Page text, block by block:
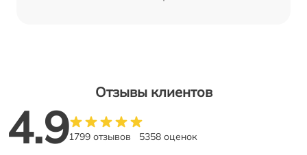
Отзывы клиентов
4.91799 отзывов 5358 оценок